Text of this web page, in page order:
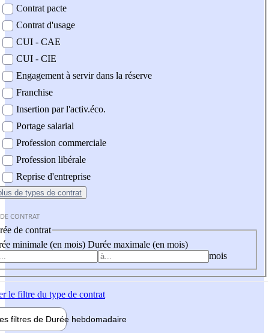
Contrat pacte
Contrat d'usage
CUI - CAE
CUI - CIE
Engagement à servir dans la réserve
Franchise
Insertion par l'activ.éco.
Portage salarial
Profession commerciale
Profession libérale
Reprise d'entreprise
de types de contrat
CONTRAT
de contrat
minimale (en mois) Durée maximale (en mois)
mois
le filtre du type de contrat
filtres de Durée hebdomadaire